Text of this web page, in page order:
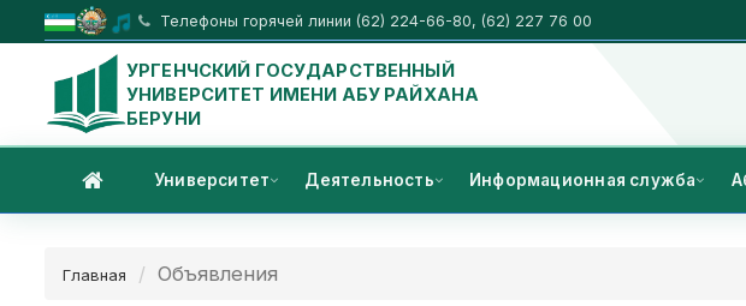
Телефоны горячей линии (62) 224-66-80, (62) 227 76 00
УРГЕНЧСКИЙ ГОСУДАРСТВЕННЫЙ
УНИВЕРСИТЕТ ИМЕНИ АБУ РАЙХАНА
БЕРУНИ
Университет Деятельность Информационная служба
Главная Объявления